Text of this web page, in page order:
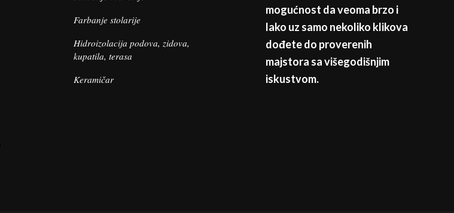
Farbanje stolarije
Hidroizolacija podova, zidova,
kupatila, terasa
Keramičar
mogućnost da veoma brzo i
lako uz samo nekoliko klikova
dođete do proverenih
majstora sa višegodišnjim
iskustvom.